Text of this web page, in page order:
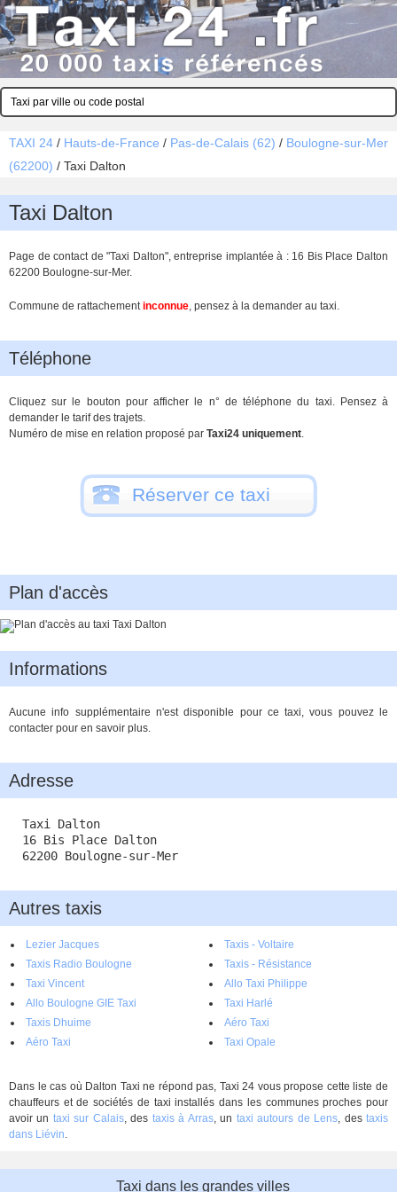
TAXI 24 / Hauts-de-France / Pas-de-Calais (62) / Boulogne-sur-Mer
(62200) / Taxi Dalton
Taxi Dalton
Page de contact de "Taxi Dalton", entreprise implantée à : 16 Bis Place Dalton
62200 Boulogne-sur-Mer.
Commune de rattachementinconnue, pensez à la demander au taxi.
Téléphone
Cliquez sur le bouton pour afficher le n° de téléphone du taxi. Pensez à
demander le tarif des trajets.
Numéro de mise en relation proposé par Taxi24 uniquement.
Réserver ce taxi
Plan d'accès
Informations
Aucune info supplémentaire n'est disponible pour ce taxi, vous pouvez le
contacter pour en savoir plus.
Adresse
Taxi Dalton
16 Bis Place Dalton
62200 Boulogne-sur-Mer
Autres taxis
Lezier Jacques
Taxis - Voltaire
Taxis Radio Boulogne
Taxis - Résistance
Taxi Vincent
Allo Taxi Philippe
Allo Boulogne GIE Taxi
Taxi Harlé
Taxis Dhuime
Aéro Taxi
Aéro Taxi
Taxi Opale
Dans le cas où Dalton Taxi ne répond pas, Taxi 24 vous propose cette liste de
chauffeurs et de sociétés de taxi installés dans les communes proches pour
avoir un taxi sur Calais, des taxis à Arras, un taxi autours de Lens, destaxis
dans Liévin.
Taxi dans les grandes villes